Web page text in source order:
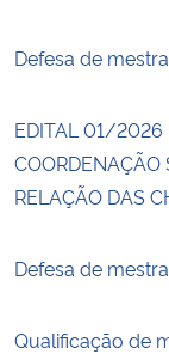
Defesa de
EDITAL 01/2026
COORDENAÇÃO
RELAÇÃO DAS
Defesa de
Qualificação de